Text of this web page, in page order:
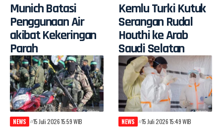
Munich Batasi
Penggunaan Air
akibat Kekeringan
Parah
Kemlu Turki Kutuk
Serangan Rudal
Houthi ke Arab
Saudi Selatan
NEWS 15 Juli 2026 15:59 WIB NEWS 15 Juli 2026 15:49 WIB